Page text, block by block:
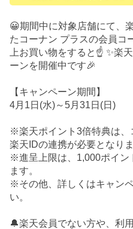
😀期間中に対象店舗にて、
たコーナン プラスの会員コ
上お買い物をすると☝️ ✨楽
ーンを開催中です🎉
【キャンペーン期間】
4月1日(水)～5月31日(日)
※楽天ポイント3倍特典は、
楽天IDの連携が必要となりま
※進呈上限は、1,000ポイン
ます。
※その他、詳しくはキャン
い。
🔔楽天会員でない方や、利